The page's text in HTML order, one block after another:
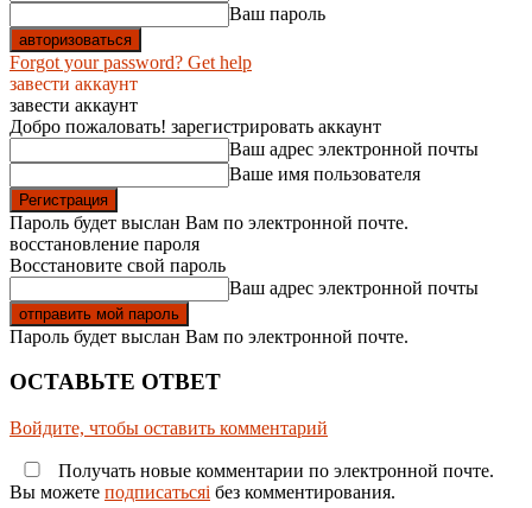
Ваш пароль
Forgot your password? Get help
завести аккаунт
завести аккаунт
Добро пожаловать! зарегистрировать аккаунт
Ваш адрес электронной почты
Ваше имя пользователя
Пароль будет выслан Вам по электронной почте.
восстановление пароля
Восстановите свой пароль
Ваш адрес электронной почты
Пароль будет выслан Вам по электронной почте.
ОСТАВЬТЕ ОТВЕТ
Войдите, чтобы оставить комментарий
Получать новые комментарии по электронной почте.
Вы можете подписатьсяi без комментирования.